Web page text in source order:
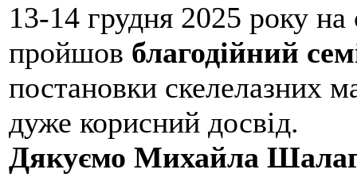
13-14 грудня 2025 року
пройшов благодійний
постановки скелелазних
дуже корисний досвід.
Дякуємо Михайла